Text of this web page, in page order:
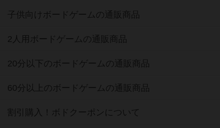
子供向けボードゲームの通販商品
2人用ボードゲームの通販商品
20分以下のボードゲームの通販商品
60分以上のボードゲームの通販商品
割引購入！ボドクーポンについて